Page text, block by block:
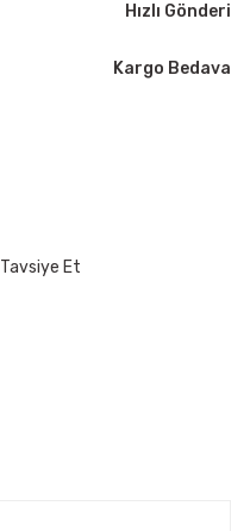
Hızlı Gönderi
Kargo Bedava
Tavsiye Et